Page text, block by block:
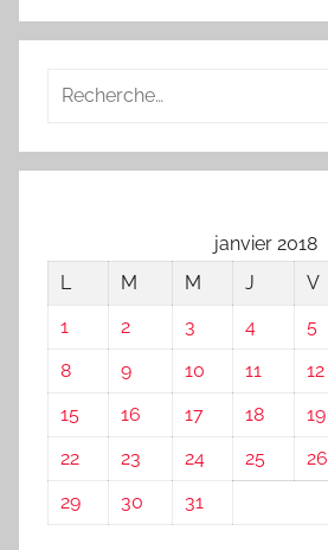
janvier 2018
L
M M J V
1
2 3 4 5
8
9 10 11 12
15
16 17 18 19
22
23 24 25 26
29
30 31